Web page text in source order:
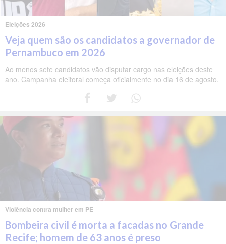
Eleições 2026
Veja quem são os candidatos a governador de
Pernambuco em 2026
Ao menos sete candidatos vão disputar cargo nas eleições deste
ano. Campanha eleitoral começa oficialmente no dia 16 de agosto.
Violência contra mulher em PE
Bombeira civil é morta a facadas no Grande
Recife; homem de 63 anos é preso